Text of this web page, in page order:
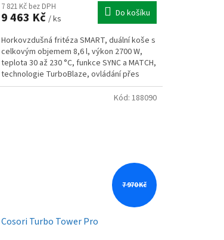
7 821 Kč bez DPH
9 463 Kč / ks Do košíku
Horkovzdušná fritéza SMART, duální koše s
celkovým objemem 8,6 l, výkon 2700 W,
teplota 30 až 230 °C, funkce SYNC a MATCH,
technologie TurboBlaze, ovládání přes
mobilní...
7 970 Kč
Cosori Turbo Tower Pro
Kód: 188090